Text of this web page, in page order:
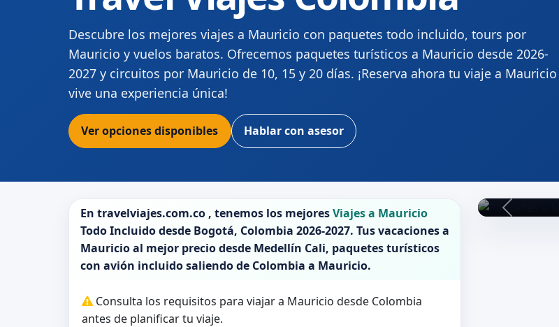
Descubre los mejores viajes a Mauricio con paquetes todo incluido, tours por
Mauricio y vuelos baratos. Ofrecemos paquetes turísticos a Mauricio desde 2026-
2027 y circuitos por Mauricio de 10, 15 y 20 días. ¡Reserva ahora tu viaje a
vive una experiencia única!
Ver opciones disponibles Hablar con asesor
En travelviajes.com.co , tenemos los mejoresViajes a Mauricio
Todo Incluido desde Bogotá, Colombia 2026-2027. Tus vacaciones a
Mauricioal mejor precio desde Medellín Cali, paquetes turísticos
con avión incluido saliendo de Colombia a Mauricio.
Consulta los requisitos para viajar a Mauricio desde Colombia
antes de planificar tu viaje.